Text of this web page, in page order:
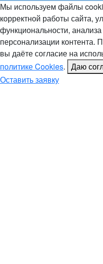
Мы используем файлы
корректной работы сайта,
функциональности,
персонализации контента.
вы даёте согласие на
политике Cookies. Даю
Оставить заявку